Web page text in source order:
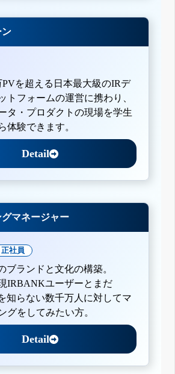
ン
PVを超える日本最大級のIRデ
トフォームの運営に携わり、
タ・プロダクトの現場を学生
体験できます。
Detail
マネージャー
正社員
ブランドと文化の構築。
IRBANKユーザーとまだ
知らない数千万人に対してマ
グをしてみたい方。
Detail